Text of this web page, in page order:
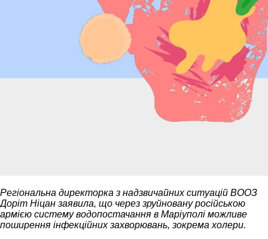
Регіональна директорка з надзвичайних ситуацій ВООЗ
Доріт Ніцан заявила, що через зруйновану російською
армією систему водопостачання в Маріуполі можливе
поширення інфекційних захворювань, зокрема холери.